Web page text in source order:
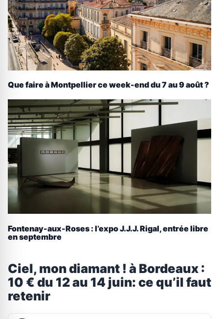
Que faire à Montpellier ce week-end du 7 au 9 août ?
Fontenay-aux-Roses : l’expo J.J.J. Rigal, entrée libre
en septembre
Ciel, mon diamant ! à Bordeaux :
10 € du 12 au 14 juin: ce qu’il faut
retenir